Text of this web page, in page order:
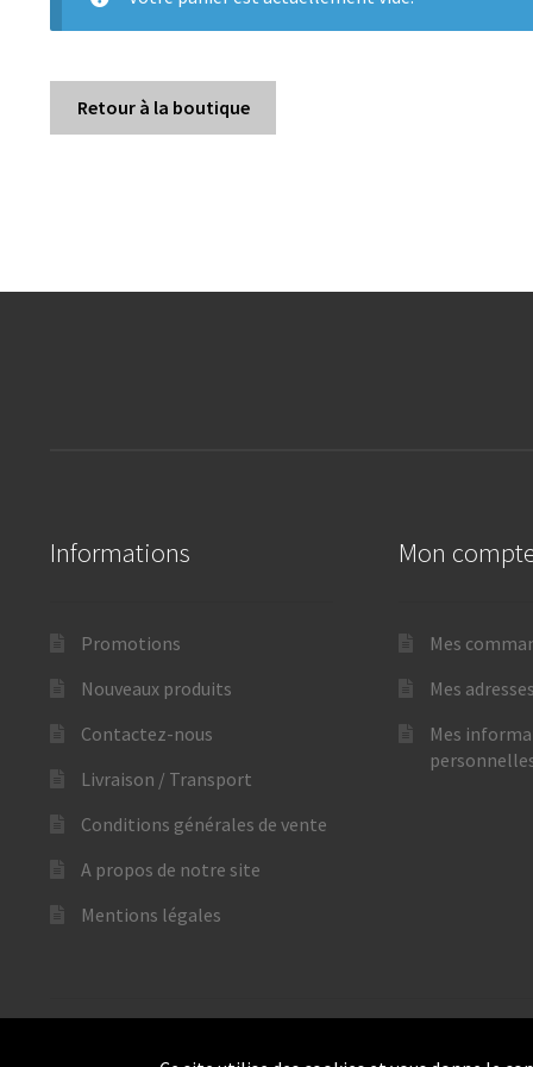
Retour à la boutique
Informations
Promotions
Nouveaux produits
Contactez-nous
Livraison / Transport
Conditions générales de vente
A propos de notre site
Mentions légales
Mon
Mes
Mes adresses
Mes